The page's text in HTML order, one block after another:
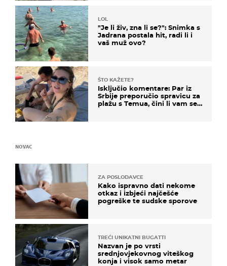
LOL
"Je li živ, zna li se?": Snimka s
Jadrana postala hit, radi li i
vaš muž ovo?
ŠTO KAŽETE?
Isključio komentare: Par iz
Srbije preporučio spravicu za
plažu s Temua, čini li vam se
NOVAC
ZA POSLODAVCE
Kako ispravno dati nekome
otkaz i izbjeći najčešće
pogreške te sudske sporove
TREĆI UNIKATNI BUGATTI
Nazvan je po vrsti
srednjovjekovnog viteškog
konja i visok samo metar